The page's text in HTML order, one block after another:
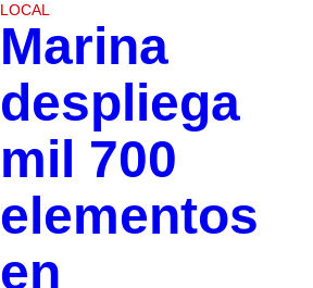
LOCAL
Marina
despliega
mil 700
elementos
en